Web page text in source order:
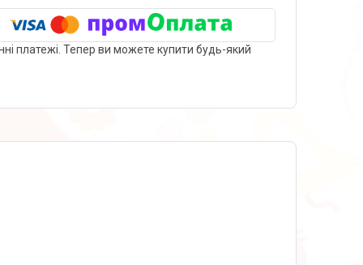
платежі. Тепер ви можете купити будь-який